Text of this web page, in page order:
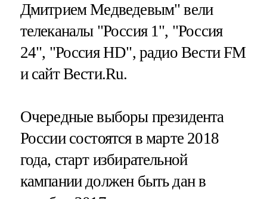
Дмитрием Медведевым" вели
телеканалы "Россия 1", "Россия
24", "Россия HD", радио Вести FM
и сайт Вести.Ru.
Очередные выборы президента
России состоятся в марте 2018
года, старт избирательной
кампании должен быть дан в